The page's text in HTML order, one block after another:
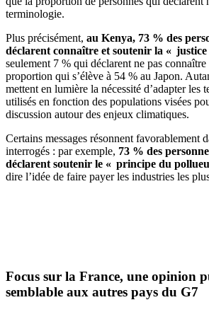
terminologie.
Plus précisément, au Kenya, 73 % des
déclarent connaître et soutenir la «
seulement 7 % qui déclarent ne pas
proportion qui s’élève à 54 % au Japon.
mettent en lumière la nécessité d’adapter les
utilisés en fonction des populations visées
discussion autour des enjeux climatiques.
Certains messages résonnent favorablement
interrogés : par exemple, 73 % des
déclarent soutenir le « principe du
dire l’idée de faire payer les industries les
Focus sur la France, une opinion
semblable aux autres pays du G7